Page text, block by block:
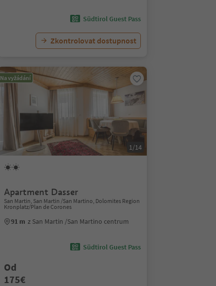
Südtirol Guest Pass
Zkontrolovat dostupnost
Na vyžádání
1/14
Apartment Dasser
San Martin, San Martin /San Martino, Dolomites Region
Kronplatz/Plan de Corones
91 m z San Martin /San Martino centrum
Südtirol Guest Pass
Od
175€